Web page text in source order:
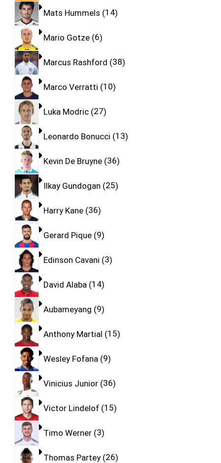
Mats Hummels 14
Mario Gotze 6
Marcus Rashford 38
Marco Verratti 10
Luka Modric 27
Leonardo Bonucci 13
Kevin De Bruyne 36
Ilkay Gundogan 25
Harry Kane 36
Gerard Pique 9
Edinson Cavani 3
David Alaba 14
Aubameyang 9
Anthony Martial 15
Wesley Fofana 9
Vinicius Junior 36
Victor Lindelof 15
Timo Werner 3
Thomas Partey 26